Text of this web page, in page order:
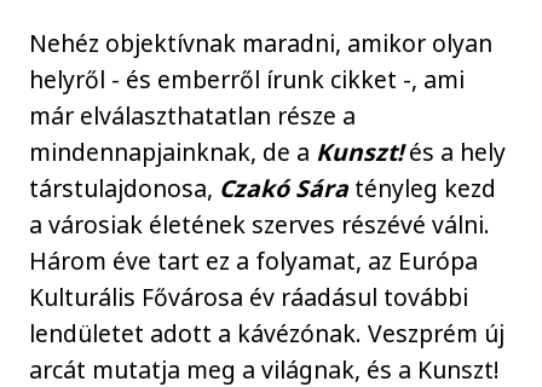
Nehéz objektívnak maradni, amikor olyan
helyről - és emberről írunk cikket -, ami
már elválaszthatatlan része a
mindennapjainknak, de a Kunszt!és a hely
társtulajdonosa, Czakó Sára tényleg kezd
a városiak életének szerves részévé válni.
Három éve tart ez a folyamat, az Európa
Kulturális Fővárosa év ráadásul további
lendületet adott a kávézónak. Veszprém új
arcát mutatja meg a világnak, és a Kunszt!